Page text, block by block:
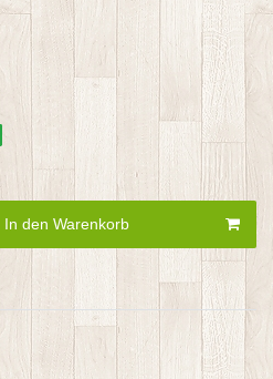
In den Warenkorb